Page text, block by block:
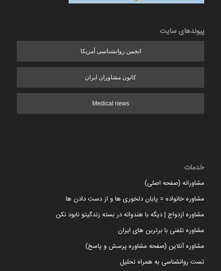
پیوندهای سایت
انجمن روانشناسی آمریکا
کانون مشاوران ایران
Medical news
خدمات
مشاورانه (صفحه اصلی)
مشاوره خانواده = پایان دلخوری ها و از دست دادن ها
مشاوره ازدواج | دیگه با هندوانه در بسته زندگیتو نابود نکن
مشاوره تلفنی با برترین های ایران
مشاوره آنلاین (صفحه مشاوره پرسش و پاسخ)
تست روانشناسی به همراه تحلیل